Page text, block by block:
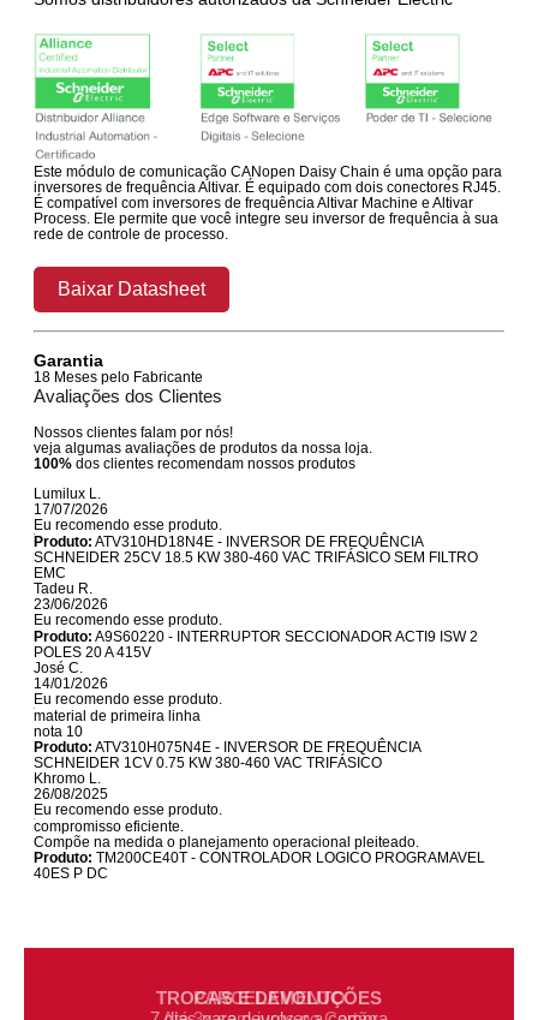
Este módulo de comunicação CANopen Daisy Chain é uma opção para
inversores de frequência Altivar. É equipado com dois conectores RJ45.
É compatível com inversores de frequência Altivar Machine e Altivar
Process. Ele permite que você integre seu inversor de frequência à sua
rede de controle de processo.
Baixar Datasheet
Garantia
18 Meses pelo Fabricante
Avaliações dos Clientes
Nossos clientes falam por nós!
veja algumas avaliações de produtos da nossa loja.
100% dos clientes recomendam nossos produtos
Lumilux L.
17/07/2026
Eu recomendo esse produto.
Produto: ATV310HD18N4E - INVERSOR DE FREQUÊNCIA
SCHNEIDER 25CV 18.5 KW 380-460 VAC TRIFÁSICO SEM FILTRO
EMC
Tadeu R.
23/06/2026
Eu recomendo esse produto.
Produto: A9S60220 - INTERRUPTOR SECCIONADOR ACTI9 ISW 2
POLES 20 A 415V
José C.
14/01/2026
Eu recomendo esse produto.
material de primeira linha
nota 10
Produto: ATV310H075N4E - INVERSOR DE FREQUÊNCIA
SCHNEIDER 1CV 0.75 KW 380-460 VAC TRIFÁSICO
Khromo L.
26/08/2025
Eu recomendo esse produto.
compromisso eficiente.
Compõe na medida o planejamento operacional pleiteado.
Produto: TM200CE40T - CONTROLADOR LOGICO PROGRAMAVEL
40ES P DC
TROCAS E DEVOLUÇÕES